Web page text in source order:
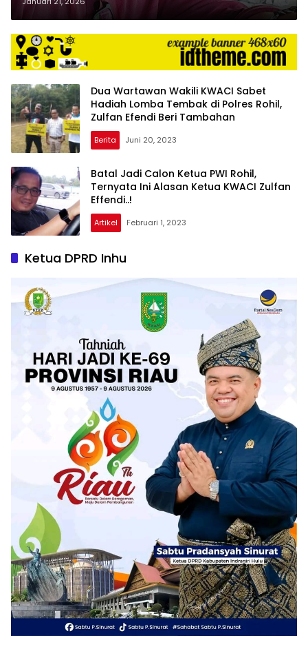
Dua Wartawan Wakili KWACI Sabet
Hadiah Lomba Tembak di Polres Rohil,
Zulfan Efendi Beri Tambahan
Berita Juni 20, 2023
Batal Jadi Calon Ketua PWI Rohil,
Ternyata Ini Alasan Ketua KWACI Zulfan
Effendi..!
Artikel Februari 1, 2023
Ketua DPRD Inhu